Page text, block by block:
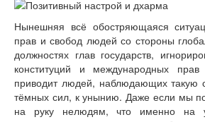
Божества
Истории о святых
Цитаты из лекций, книг
Вегетарианские рецепты
Стихи о Кришне
Искры Истины
Статьи
Книги
Нынешняя всё обостряющаяся
прав и свобод людей со стороны
должностях глав государств,
конституций и международных прав
приводит людей, наблюдающих такую
тёмных сил, к унынию. Даже если мы
на руку нелюдям, что именно на